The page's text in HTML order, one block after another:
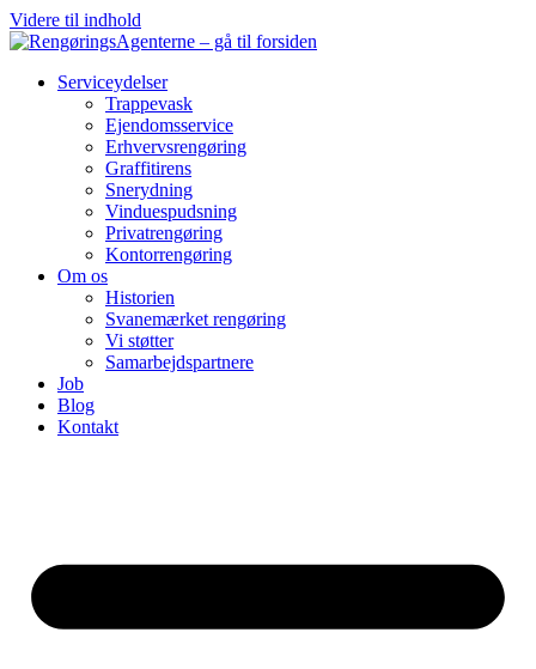
Videre til indhold
Serviceydelser
Trappevask
Ejendomsservice
Erhvervsrengøring
Graffitirens
Snerydning
Vinduespudsning
Privatrengøring
Kontorrengøring
Om os
Historien
Svanemærket rengøring
Vi støtter
Samarbejdspartnere
Job
Blog
Kontakt